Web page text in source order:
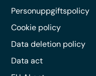
Personuppgiftspolicy
Cookie policy
Data deletion policy
Data act